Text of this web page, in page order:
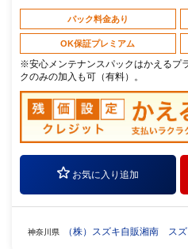
パック料金あり
OK保証プレミアム
※安心メンテナンスパックはかえるプ
クのみの加入も可（有料）。
お気に入り追加
神奈川県 （株）スズキ自販湘南 ス